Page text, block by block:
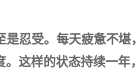
忍受。每天疲惫不堪
这样的状态持续一年